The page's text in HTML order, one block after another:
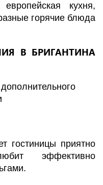
кухня,
горячие блюда
В БРИГАНТИНА
гостиницы приятно
эффективно